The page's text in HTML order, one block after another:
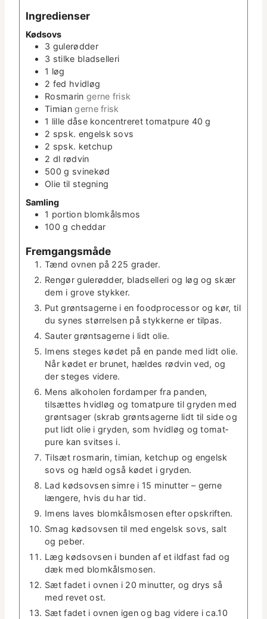
Ingre­di­enser
Kødsovs
3 gulerød­der
3 stilke blad­sel­leri
1 løg
2 fed hvidløg
Ros­marin gerne frisk
Timi­an gerne frisk
1 lille dåse kon­cen­tr­eret tomat­pure 40 g
2 spsk. engel­sk sovs
2 spsk. ketchup
2 dl rød­vin
500 g svinekød
Olie til stegning
Sam­ling
1 por­tion blomkålsmos
100 g ched­dar
Frem­gangsmåde
Tænd ovnen på 225 grader.
Rengør gulerød­der, blad­sel­leri og løg og skær
dem i grove stykker.
Put grøntsagerne i en food­proces­sor og kør, til
du synes stør­relsen på stykkerne er tilpas.
Sauter grøntsagerne i lidt olie.
Imens steges kødet på en pande med lidt olie.
Når kødet er brunet, hældes rød­vin ved, og
der steges videre.
Mens alko­holen for­damper fra pan­den,
tilsættes hvidløg og tomat­pure til gry­den med
grøntsager (skrab grøntsagerne lidt til side og
put lidt olie i gry­den, som hvidløg og tomat­
pure kan svit­ses i.
Tilsæt ros­marin, timi­an, ketchup og engel­sk
sovs og hæld også kødet i gryden.
Lad kødsovsen sim­re i 15 min­ut­ter – gerne
læn­gere, hvis du har tid.
Imens laves blomkålsmosen efter opskriften.
Smag kødsovsen til med engel­sk sovs, salt
og peber.
Læg kødsovsen i bun­den af et ild­fast fad og
dæk med blomkålsmosen.
Sæt fadet i ovnen i 20 min­ut­ter, og drys så
med revet ost.
Sæt fadet i ovnen igen og bag videre i ca.10